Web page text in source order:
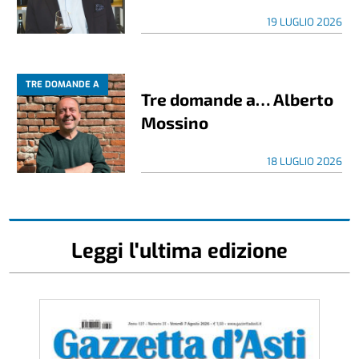
19 LUGLIO 2026
TRE DOMANDE A
Tre domande a… Alberto
Mossino
18 LUGLIO 2026
Leggi l'ultima edizione